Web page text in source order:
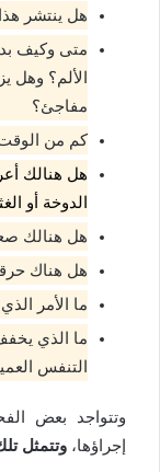
هل ينتشر
متى وكيف
الألم؟ وهل
مفاجئ؟
كم من الوقت
هل هنالك
الدوخة أو
هل هنالك
هل هناك
ما الأمر
ما الذي
التنفس
وتتواجد بعض
إجراؤها، وتتمثل